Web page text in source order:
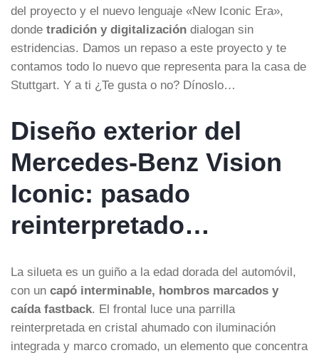
del proyecto y el nuevo lenguaje «New Iconic Era»,
donde tradición y digitalización dialogan sin
estridencias. Damos un repaso a este proyecto y te
contamos todo lo nuevo que representa para la casa de
Stuttgart. Y a ti ¿Te gusta o no? Dínoslo…
Diseño exterior del
Mercedes-Benz Vision
Iconic: pasado
reinterpretado…
La silueta es un guiño a la edad dorada del automóvil,
con un capó interminable, hombros marcados y
caída fastback. El frontal luce una parrilla
reinterpretada en cristal ahumado con iluminación
integrada y marco cromado, un elemento que concentra